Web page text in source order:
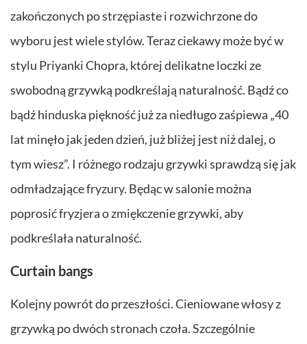
zakończonych po strzępiaste i rozwichrzone do
wyboru jest wiele stylów. Teraz ciekawy może być w
stylu Priyanki Chopra, której delikatne loczki ze
swobodną grzywką podkreślają naturalność. Bądź co
bądź hinduska piękność już za niedługo zaśpiewa „40
lat minęło jak jeden dzień, już bliżej jest niż dalej, o
tym wiesz”. I różnego rodzaju grzywki sprawdzą się jak
odmładzające fryzury. Będąc w salonie można
poprosić fryzjera o zmiękczenie grzywki, aby
podkreślała naturalność.
Curtain bangs
Kolejny powrót do przeszłości. Cieniowane włosy z
grzywką po dwóch stronach czoła. Szczególnie